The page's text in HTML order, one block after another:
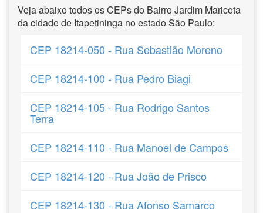
Veja abaixo todos os CEPs do Bairro Jardim Maricota
da cidade de Itapetininga no estado São Paulo:
CEP 18214-050 - Rua Sebastião Moreno
CEP 18214-100 - Rua Pedro Biagi
CEP 18214-105 - Rua Rodrigo Santos
Terra
CEP 18214-110 - Rua Manoel de Campos
CEP 18214-120 - Rua João de Prisco
CEP 18214-130 - Rua Afonso Samarco